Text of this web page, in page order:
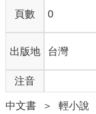
頁數 0
出版地 台灣
注音
中文書 ＞ 輕小說